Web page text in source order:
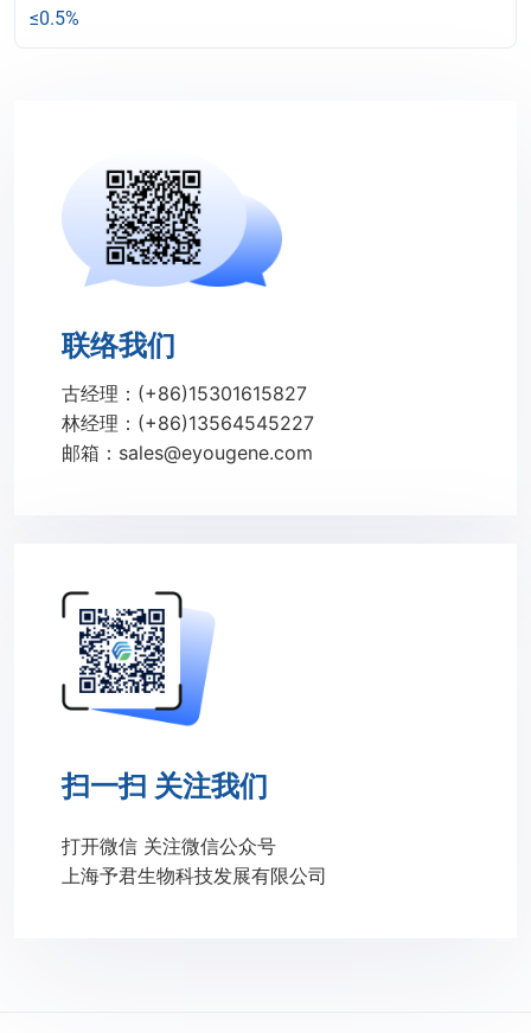
≤0.5%
联络我们
古经理：(+86)15301615827
林经理：(+86)13564545227
邮箱：sales@eyougene.com
扫一扫 关注我们
打开微信 关注微信公众号
上海予君生物科技发展有限公司